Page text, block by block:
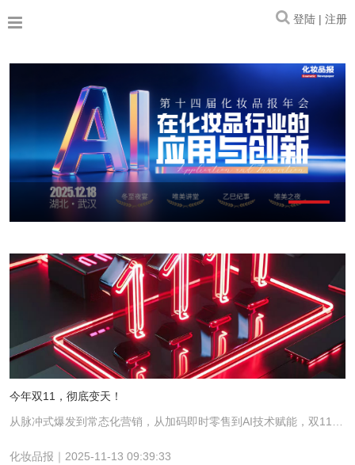
登陆 | 注册
今年双11，彻底变天！
从脉冲式爆发到常态化营销，从加码即时零售到AI技术赋能，双11正经历前所未有的转型。
化妆品报｜2025-11-13 09:39:33